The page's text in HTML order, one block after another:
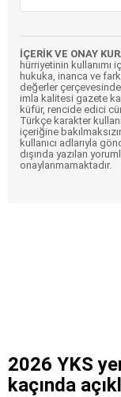
İÇERİK VE ONAY
hürriyetinin kullanımı
hukuka, inanca ve
değerler çerçevesinde
imla kalitesi gazete
küfür, rencide edici
Türkçe karakter
içeriğine
kullanıcı adlarıyla
dışında yazılan
onaylanmamaktadır.
2026 YKS
kaçında